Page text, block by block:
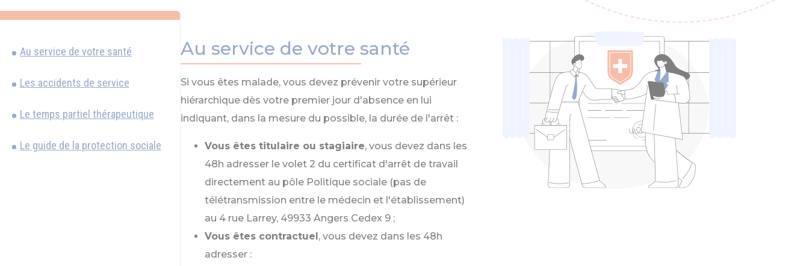
Au service de votre santé
Les accidents de service
Le temps partiel thérapeutique
Le guide de la protection sociale
Au service de votre santé
Si vous êtes malade, vous devez prévenir votre supérieur
hiérarchique dès votre premier jour d'absence en lui
indiquant, dans la mesure du possible, la durée de l'arrêt :
Vous êtes titulaire ou stagiaire, vous devez dans les
48h adresser le volet 2 du certificat d'arrêt de travail
directement au pôle Politique sociale (pas de
télétransmission entre le médecin et l'établissement)
au 4 rue Larrey, 49933 Angers Cedex 9 ;
Vous êtes contractuel, vous devez dans les 48h
adresser :